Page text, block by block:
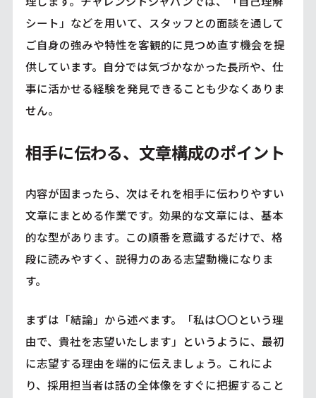
シート」などを用いて、スタッフとの面談を通して
ご自身の強みや特性を客観的に見つめ直す機会を提
供しています。自分では気づかなかった長所や、仕
事に活かせる経験を発見できることも少なくありま
せん。
相手に伝わる、文章構成のポイント
内容が固まったら、次はそれを相手に伝わりやすい
文章にまとめる作業です。効果的な文章には、基本
的な型があります。この順番を意識するだけで、格
段に読みやすく、説得力のある志望動機になりま
す。
まずは「結論」から述べます。「私は〇〇という理
由で、貴社を志望いたします」というように、最初
に志望する理由を端的に伝えましょう。これによ
り、採用担当者は話の全体像をすぐに把握すること